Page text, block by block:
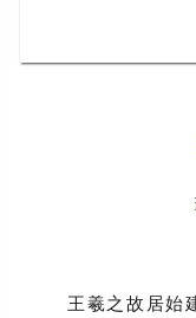
王羲之故居始